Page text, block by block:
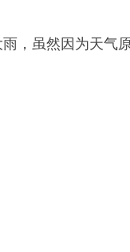
，虽然因为天气